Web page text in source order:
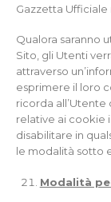
Gazzetta Ufficiale
Qualora saranno
Sito, gli Utenti
attraverso
esprimere il loro
ricorda
relative ai cookie
disabilitare in
le modalità sotto
Modalità